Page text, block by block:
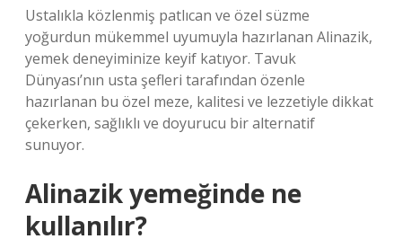
Ustalıkla közlenmiş patlıcan ve özel süzme
yoğurdun mükemmel uyumuyla hazırlanan Alinazik,
yemek deneyiminize keyif katıyor. Tavuk
Dünyası’nın usta şefleri tarafından özenle
hazırlanan bu özel meze, kalitesi ve lezzetiyle dikkat
çekerken, sağlıklı ve doyurucu bir alternatif
sunuyor.
Alinazik yemeğinde ne
kullanılır?